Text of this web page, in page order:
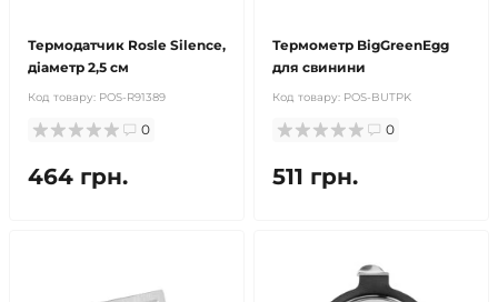
Термодатчик Rosle Silence,
діаметр 2,5 см
Код товару: POS-R91389
0
464 грн.
Термометр BigGreenEgg
для свинини
Код товару: POS-BUTPK
0
511 грн.